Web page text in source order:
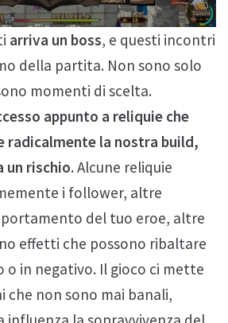
arriva un boss, e questi incontri
della partita. Non sono solo
momenti di scelta.
appunto a reliquie che
radicalmente la nostra build,
un rischio.Alcune reliquie
i follower, altre
del tuo eroe, altre
effetti che possono ribaltare
o in negativo. Il gioco ci mette
che non sono mai banali,